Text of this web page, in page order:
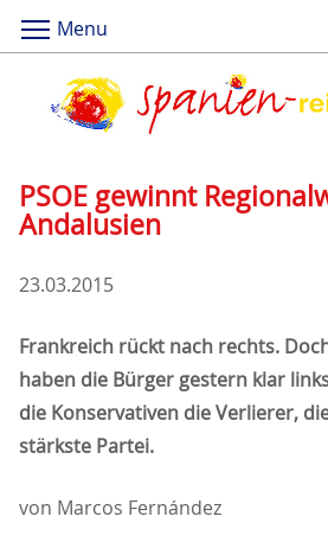
Menu
PSOE gewinnt
Andalusien
23.03.2015
Frankreich rückt nach rechts.
haben die Bürger gestern klar
die Konservativen die Verlierer,
stärkste Partei.
von Marcos Fernández